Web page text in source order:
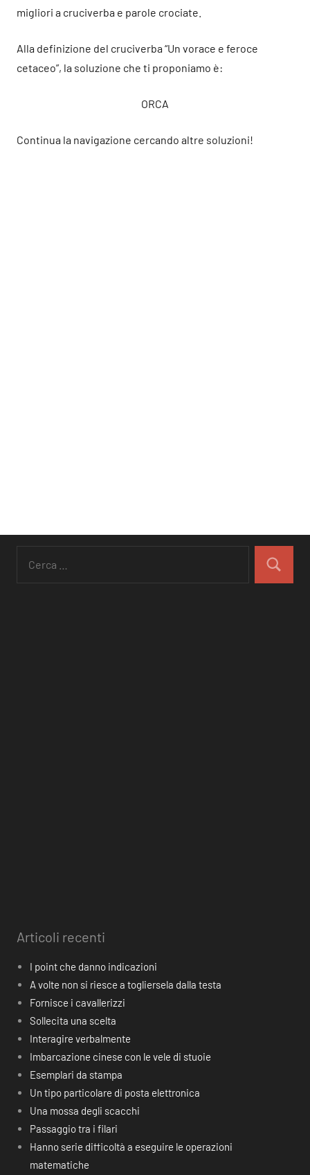
migliori a cruciverba e parole crociate.
Alla definizione del cruciverba “Un vorace e feroce
cetaceo”, la soluzione che ti proponiamo è:
ORCA
Continua la navigazione cercando altre soluzioni!
Articoli recenti
I point che danno indicazioni
A volte non si riesce a togliersela dalla testa
Fornisce i cavallerizzi
Sollecita una scelta
Interagire verbalmente
Imbarcazione cinese con le vele di stuoie
Esemplari da stampa
Un tipo particolare di posta elettronica
Una mossa degli scacchi
Passaggio tra i filari
Hanno serie difficoltà a eseguire le operazioni
matematiche